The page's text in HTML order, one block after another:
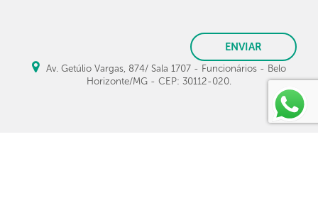
ENVIAR
Av. Getúlio Vargas, 874/ Sala 1707 - Funcionários - Belo
Horizonte/MG - CEP: 30112-020.